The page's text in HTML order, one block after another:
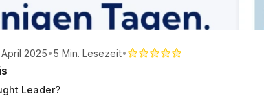
2025•5 Min. Lesezeit•
Leader?